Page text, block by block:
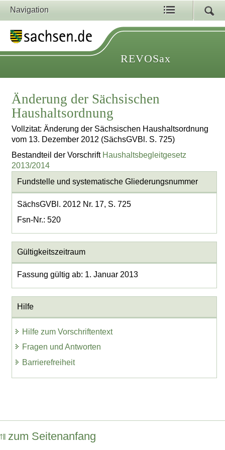
Navigation
REVOSax
Änderung der Sächsischen
Haushaltsordnung
Vollzitat: Änderung der Sächsischen Haushaltsordnung
vom 13. Dezember 2012 (SächsGVBl. S. 725)
Bestandteil der Vorschrift Haushaltsbegleitgesetz
2013/2014
Fundstelle und systematische Gliederungsnummer
SächsGVBl. 2012 Nr. 17, S. 725
Fsn-Nr.: 520
Gültigkeitszeitraum
Fassung gültig ab: 1. Januar 2013
Hilfe
Hilfe zum Vorschriftentext
Fragen und Antworten
Barrierefreiheit
zum Seitenanfang